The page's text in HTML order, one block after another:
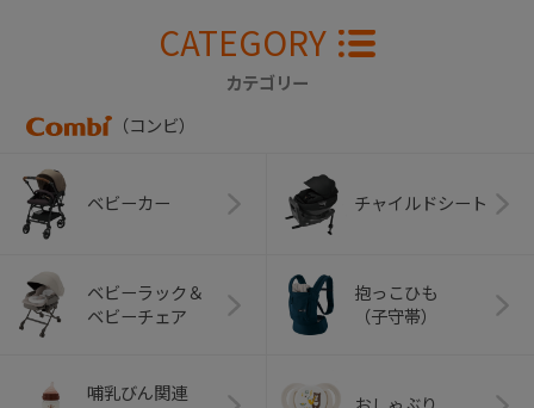
CATEGORY
カテゴリー
（コンビ）
ベビーカー チャイルドシート
ベビーラック＆
ベビーチェア
抱っこひも
（子守帯）
哺乳びん関連